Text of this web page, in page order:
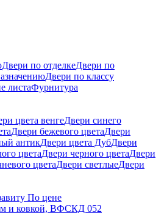
Двери по отделкеДвери по
Двери по классу
листаФурнитура
цвета венгеДвери синего
Двери бежевого цветаДвери
антикДвери цвета ДубДвери
цветаДвери черного цветаДвери
цветаДвери светлыеДвери
По цене